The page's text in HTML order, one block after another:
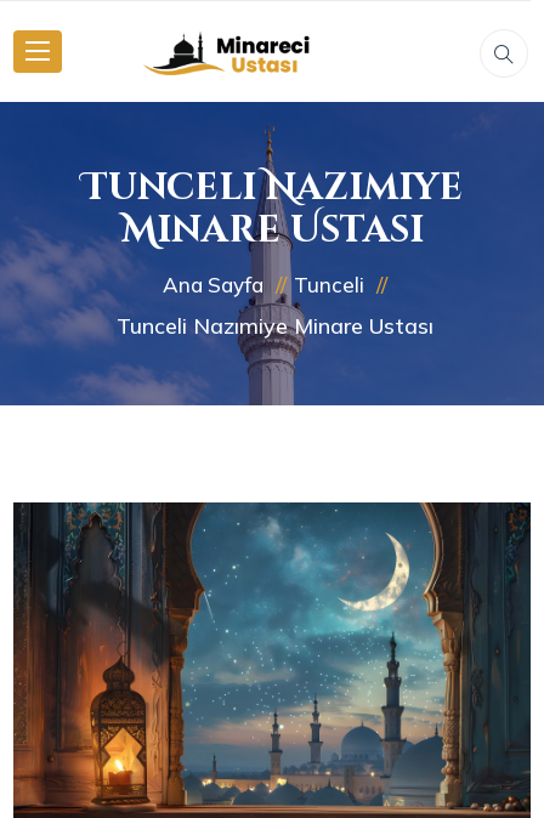
Tunceli Nazımiye
Minare Ustası
Ana Sayfa Tunceli
Tunceli Nazımiye Minare Ustası